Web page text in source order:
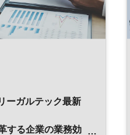
ーガルテック最新
する企業の業務効